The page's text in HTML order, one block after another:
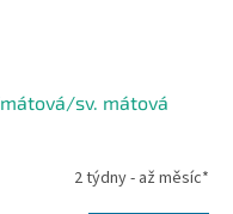
sv. mátová
2 týdny - až měsíc*